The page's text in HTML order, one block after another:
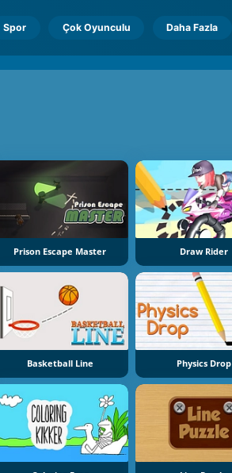
Spor Çok Oyunculu Daha Fazla
Prison Escape Master Draw Rider
Basketball Line Physics Drop